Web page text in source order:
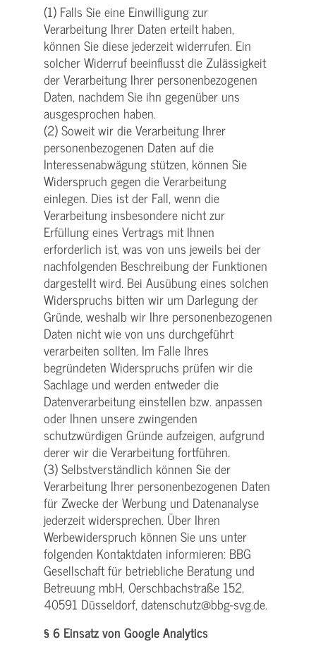
(1) Falls Sie eine Einwilligung zur
Verarbeitung Ihrer Daten erteilt haben,
können Sie diese jederzeit widerrufen. Ein
solcher Widerruf beeinflusst die Zulässigkeit
der Verarbeitung Ihrer personenbezogenen
Daten, nachdem Sie ihn gegenüber uns
ausgesprochen haben.
(2) Soweit wir die Verarbeitung Ihrer
personenbezogenen Daten auf die
Interessenabwägung stützen, können Sie
Widerspruch gegen die Verarbeitung
einlegen. Dies ist der Fall, wenn die
Verarbeitung insbesondere nicht zur
Erfüllung eines Vertrags mit Ihnen
erforderlich ist, was von uns jeweils bei der
nachfolgenden Beschreibung der Funktionen
dargestellt wird. Bei Ausübung eines solchen
Widerspruchs bitten wir um Darlegung der
Gründe, weshalb wir Ihre personenbezogenen
Daten nicht wie von uns durchgeführt
verarbeiten sollten. Im Falle Ihres
begründeten Widerspruchs prüfen wir die
Sachlage und werden entweder die
Datenverarbeitung einstellen bzw. anpassen
oder Ihnen unsere zwingenden
schutzwürdigen Gründe aufzeigen, aufgrund
derer wir die Verarbeitung fortführen.
(3) Selbstverständlich können Sie der
Verarbeitung Ihrer personenbezogenen Daten
für Zwecke der Werbung und Datenanalyse
jederzeit widersprechen. Über Ihren
Werbewiderspruch können Sie uns unter
folgenden Kontaktdaten informieren: BBG
Gesellschaft für betriebliche Beratung und
Betreuung mbH, Oerschbachstraße 152,
40591 Düsseldorf, datenschutz@bbg-svg.de.
§ 6 Einsatz von Google Analytics